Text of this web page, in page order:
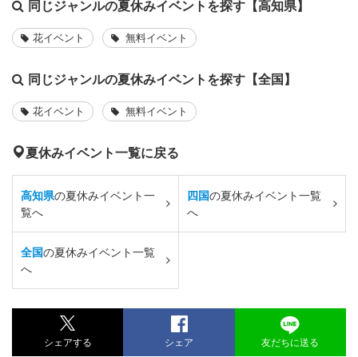
同じジャンルの夏休みイベントを探す【高知県】
花イベント 無料イベント
同じジャンルの夏休みイベントを探す【全国】
花イベント 無料イベント
夏休みイベント一覧に戻る
高知県の夏休みイベント一
覧へ
四国の夏休みイベント一覧
へ
全国の夏休みイベント一覧
へ
シェアする シェア 友だちに送る